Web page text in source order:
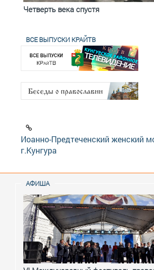
Четверть века спустя
ВСЕ ВЫПУСКИ КРАЙТВ
Иоанно-Предтеченский женский
г.Кунгура
АФИША